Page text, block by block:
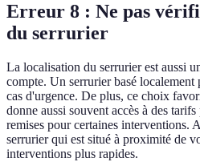
Erreur 8 : Ne pas
du serrurier
La localisation du serrurier est aussi
compte. Un serrurier basé
cas d'urgence. De plus, ce choix
donne aussi souvent accès à des
remises pour certaines interventions.
serrurier qui est situé à proximité de
interventions plus rapides.